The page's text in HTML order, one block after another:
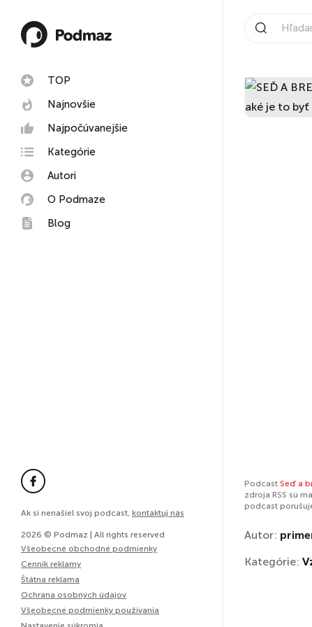
TOP
Najnovšie
Najpočúvanejšie
Kategórie
Autori
O Podmaze
Blog
Ak si nenašiel svoj podcast, kontaktuj nás
2026 © Podmaz | All rights reserved
Všeobecné obchodné podmienky
Cenník reklamy
Štátna reklama
Ochrana osobných údajov
Všeobecné podmienky používania
Podcast Seď a
zdroja RSS sú
podcast
Autor:
Kategórie: